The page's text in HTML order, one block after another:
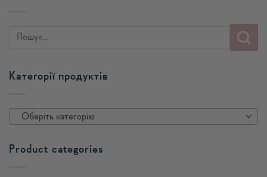
Категорії продуктів
Оберіть категорію
Product categories